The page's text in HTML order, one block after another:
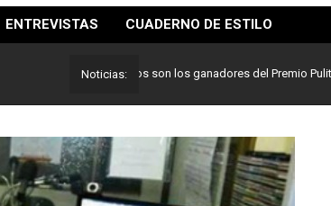
ENTREVISTAS CUADERNO DE ESTILO
Noticias:
periodismo: Estos son los ganadores del Premio Pulitzer 2024